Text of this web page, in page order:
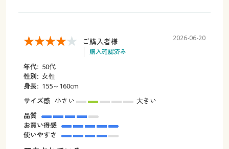
ご購入者様
購入確認済み
2026-06-20
年代: 50代
性別: 女性
身長: 155～160cm
サイズ感 小さい
大きい
品質
お買い得感
使いやすさ